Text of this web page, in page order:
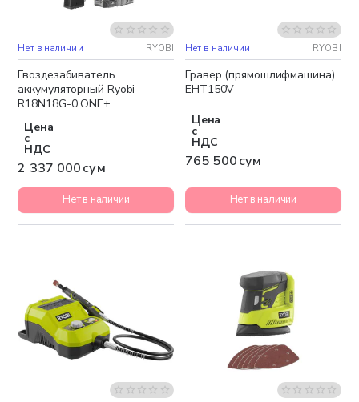
Бесплатная доставка
Нет в наличии RYOBI
Гвоздезабиватель
аккумуляторный Ryobi
R18N18G-0 ONE+
Цена
с
НДС
2 337 000 сум
Нет в наличии
Нет в наличии RYOBI
Гравер (прямошлифмашина)
EHT150V
Цена
с
НДС
765 500 сум
Нет в наличии